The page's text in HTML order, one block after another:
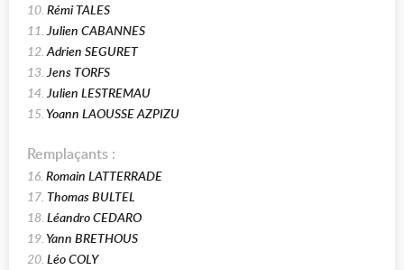
10. Rémi TALES
11.Julien CABANNES
12.Adrien SEGURET
13.Jens TORFS
14.Julien LESTREMAU
15.Yoann LAOUSSE AZPIZU
Remplaçants :
16. Romain LATTERRADE
17. Thomas BULTEL
18. Léandro CEDARO
19.Yann BRETHOUS
20. Léo COLY